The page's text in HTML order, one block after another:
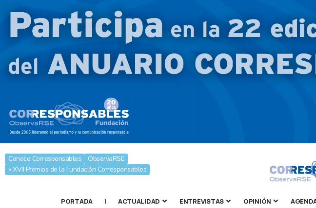
Conoce Corresponsables
ObservaRSE
» XVII Premios de la Fundación Corresponsables
PORTADA | ACTUALIDAD ENTREVISTAS OPINIÓN